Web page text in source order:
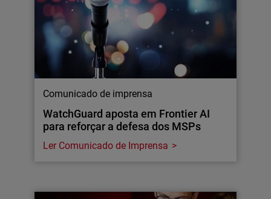
Comunicado de imprensa
WatchGuard aposta em Frontier AI
para reforçar a defesa dos MSPs
Ler Comunicado de Imprensa